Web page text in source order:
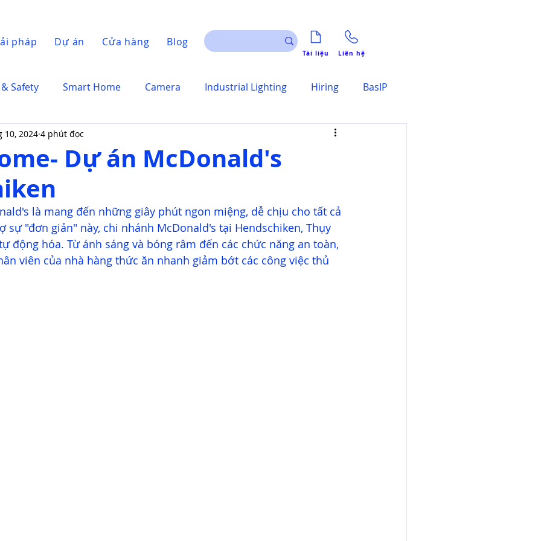
Liên hệ
Tài liệu
pháp Dự án Cửa hàng Blog
Safety Smart Home Camera Industrial Lighting Hiring BasIP
Dự án McDonald's
10, 2024 4 phút đọc
là mang đến những giây phút ngon miệng, dễ chịu cho tất cả
sự "đơn giản" này, chi nhánh McDonald's tại Hendschiken, Thụy
động hóa. Từ ánh sáng và bóng râm đến các chức năng an toàn,
viên của nhà hàng thức ăn nhanh giảm bớt các công việc thủ